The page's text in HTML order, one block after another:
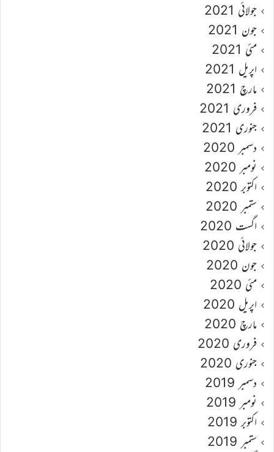
جولائی 2021
جون 2021
مئی 2021
اپریل 2021
مارچ 2021
فروری 2021
جنوری 2021
دسمبر 2020
نومبر 2020
اکتوبر 2020
ستمبر 2020
اگست 2020
جولائی 2020
جون 2020
مئی 2020
اپریل 2020
مارچ 2020
فروری 2020
جنوری 2020
دسمبر 2019
نومبر 2019
اکتوبر 2019
ستمبر 2019